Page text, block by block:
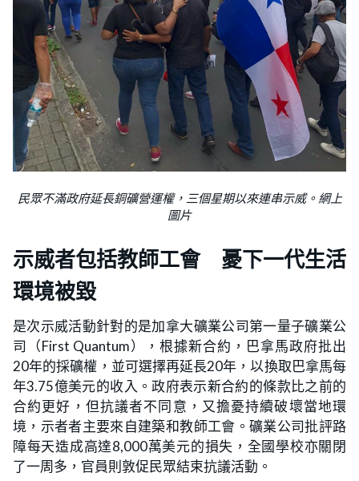
民眾不滿政府延長銅礦營運權，三個星期以來連串示威。網上
圖片
示威者包括教師工會 憂下一代生活
環境被毀
是次示威活動針對的是加拿大礦業公司第一量子礦業公
司（First Quantum），根據新合約，巴拿馬政府批出
20年的採礦權，並可選擇再延長20年，以換取巴拿馬每
年3.75億美元的收入。政府表示新合約的條款比之前的
合約更好，但抗議者不同意，又擔憂持續破壞當地環
境，示者者主要來自建築和教師工會。礦業公司批評路
障每天造成高達8,000萬美元的損失，全國學校亦關閉
了一周多，官員則敦促民眾結束抗議活動。